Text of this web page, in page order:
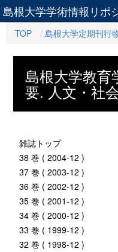
島根大学学術情報リポ
TOP 島根大学定期刊行
島根大学教育
要. 人文・社
雑誌トップ
38 巻 ( 2004-12 )
37 巻 ( 2003-12 )
36 巻 ( 2002-12 )
35 巻 ( 2001-12 )
34 巻 ( 2000-12 )
33 巻 ( 1999-12 )
32 巻 ( 1998-12 )